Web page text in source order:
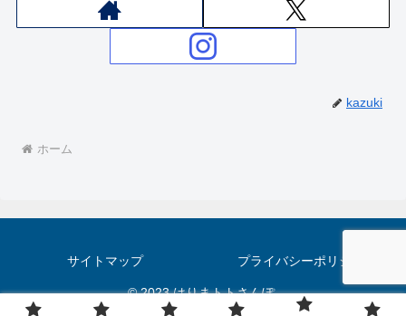
kazuki
ホーム
サイトマップ プライバシーポリシー
© 2023 はりまトトさんぽ.